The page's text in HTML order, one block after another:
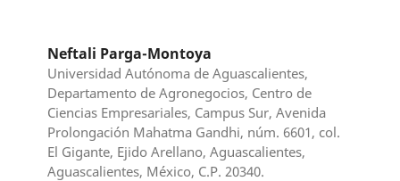
Neftali Parga-Montoya
Universidad Autónoma de Aguascalientes,
Departamento de Agronegocios, Centro de
Ciencias Empresariales, Campus Sur, Avenida
Prolongación Mahatma Gandhi, núm. 6601, col.
El Gigante, Ejido Arellano, Aguascalientes,
Aguascalientes, México, C.P. 20340.